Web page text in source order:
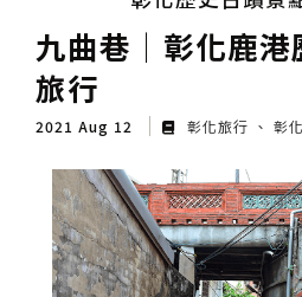
九曲巷│彰化鹿港
旅行
2021 Aug 12 彰化旅行 彰